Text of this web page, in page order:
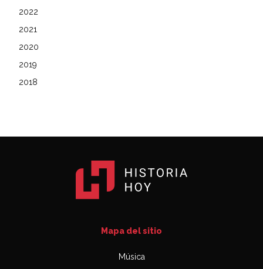
2022
2021
2020
2019
2018
Mapa del sitio
Música